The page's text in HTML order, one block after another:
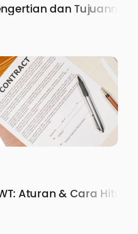
dan Tujuannya
Aturan & Cara Hitung